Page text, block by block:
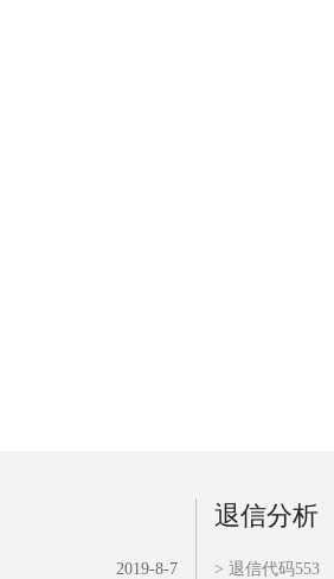
2019-8-7
退信分析
> 退信代码553